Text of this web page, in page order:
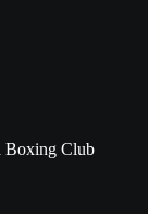
Boxing Club